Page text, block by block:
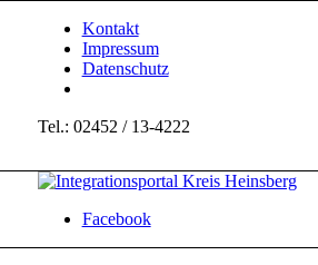
Kontakt
Impressum
Datenschutz
Tel.: 02452 / 13-4222
Facebook